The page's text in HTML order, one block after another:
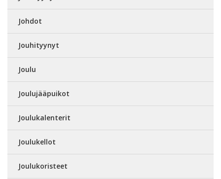
Johdot
Jouhityynyt
Joulu
Joulujääpuikot
Joulukalenterit
Joulukellot
Joulukoristeet